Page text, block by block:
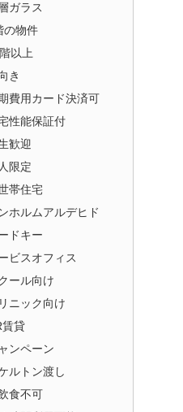
ガラス
の物件
以上
き
費用カード決済可
性能保証付
歓迎
限定
帯住宅
ホルムアルデヒド
ドキー
ビスオフィス
ール向け
ニック向け
賃貸
ンペーン
ルトン渡し
食不可